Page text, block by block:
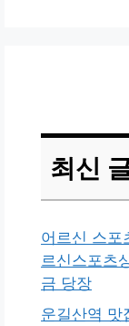
최신
어르신 스포
르신스포츠
금 당장
운길산역 맛